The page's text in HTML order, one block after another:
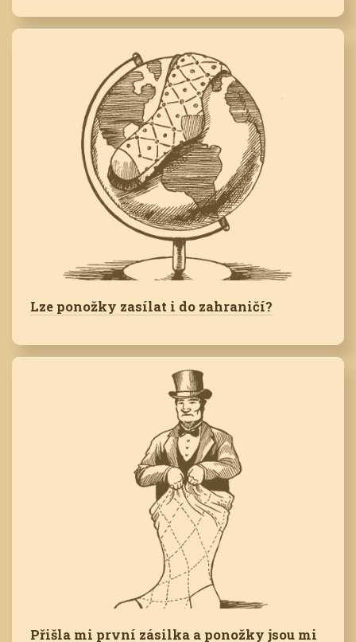
Lze ponožky zasílat i do zahraničí?
Přišla mi první zásilka a ponožky jsou mi